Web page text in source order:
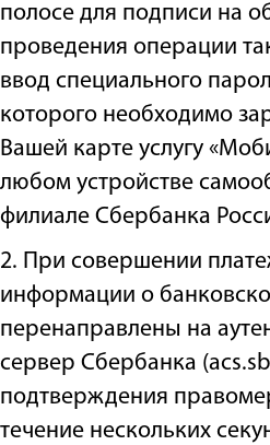
полосе для подписи на
проведения операции
ввод специального
которого необходимо
Вашей карте услугу
любом устройстве
филиале Сбербанка
2. При совершении
информации о
перенаправлены на
сервер Сбербанка
подтверждения
течение нескольких